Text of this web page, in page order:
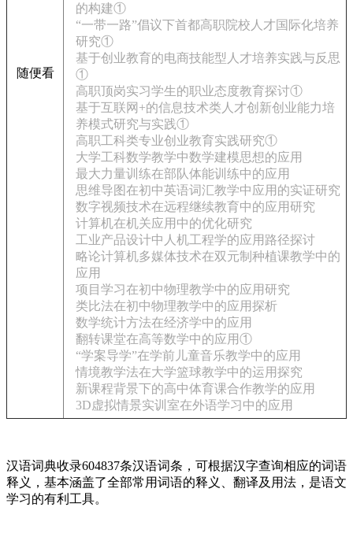
随便看
的构建①
“一带一路”倡议下首都高职院校人才国际化培养
研究①
基于创业教育的电商技能型人才培养实践与反思
①
高职顶岗实习学生的职业态度教育探讨①
基于互联网+的信息技术类人才创新创业能力培
养模式研究与实践①
高职工科类专业创业教育实践研究①
大学工科数学教学中数学建模思想的应用
最大力量训练在部队体能训练中的应用
思维导图在初中英语词汇教学中应用的实证研究
数字视频技术在远程继续教育中的应用研究
计算机在机关应用中的优化研究
工业产品设计中人机工程学的应用路径探讨
略论计算机多媒体技术在双元制种植课教学中的
应用
项目学习在初中物理教学中的应用研究
类比法在初中物理教学中的应用探析
数学统计方法在经济学中的应用
翻转课堂在高等数学中的应用①
“学案导学”在学前儿童音乐教学中的应用
情境教学法在大学篮球教学中的运用探究
新课程背景下的高中体育课合作教学的应用
3D虚拟情景实训室在外语学习中的应用
汉语词典收录604837条汉语词条，可根据汉字查询相应的词语
释义，基本涵盖了全部常用词语的释义、翻译及用法，是语文
学习的有利工具。